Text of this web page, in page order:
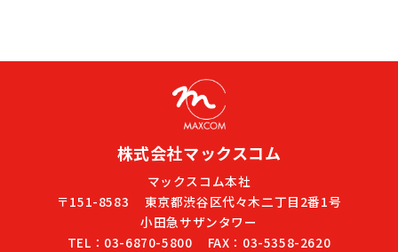
株式会社マックスコム
マックスコム本社
〒151-8583
東京都渋谷区代々木二丁目2番1号
小田急サザンタワー
TEL：03-6870-5800
FAX：03-5358-2620